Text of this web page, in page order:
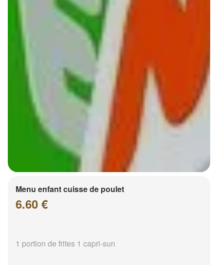
Menu enfant cuisse de poulet
6.60 €
1 portion de frites 1 capri-sun